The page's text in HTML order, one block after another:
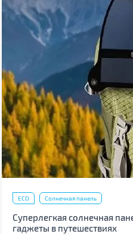
ECO Солнечная панель
Суперлегкая солнечная
гаджеты в путешествиях